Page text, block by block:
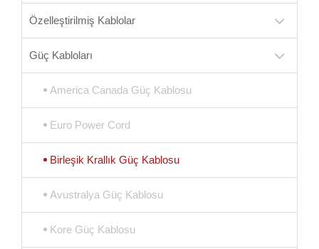
Özelleştirilmiş Kablolar
Güç Kabloları
America Canada Güç Kablosu
Euro Power Cord
Birleşik Krallık Güç Kablosu
Avustralya Güç Kablosu
Kore Güç Kablosu